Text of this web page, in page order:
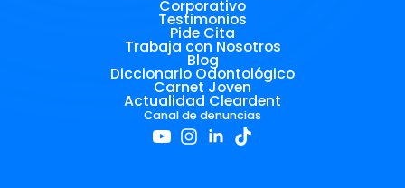
Corporativo
Testimonios
Pide Cita
Trabaja con Nosotros
Blog
Diccionario Odontológico
Carnet Joven
Actualidad Cleardent
Canal de denuncias